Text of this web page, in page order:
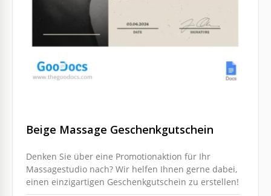
Bieten Sie Massagekurse an?
Beige Massage Geschenkgutschein
Denken Sie über eine Promotionaktion für Ihr
Massagestudio nach? Wir helfen Ihnen gerne dabei,
einen einzigartigen Geschenkgutschein zu erstellen!